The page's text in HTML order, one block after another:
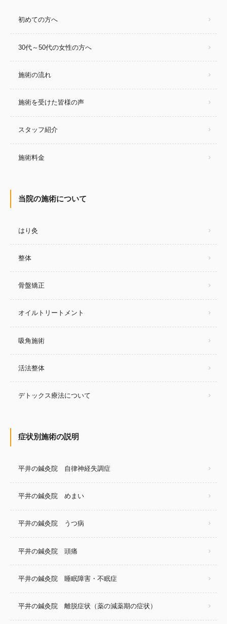
初めての方へ
30代～50代の女性の方へ
施術の流れ
施術を受けた皆様の声
スタッフ紹介
施術料金
当院の施術について
はり灸
整体
骨盤矯正
オイルトリートメント
吸角施術
活法整体
デトックス療法について
症状別施術の説明
平井の鍼灸院 自律神経失調症
平井の鍼灸院 めまい
平井の鍼灸院 うつ病
平井の鍼灸院 頭痛
平井の鍼灸院 睡眠障害・不眠症
平井の鍼灸院 離脱症状（薬の減薬期の症状）